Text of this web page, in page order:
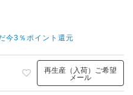
今3％ポイント還元
再生産（入荷）ご希望
メール